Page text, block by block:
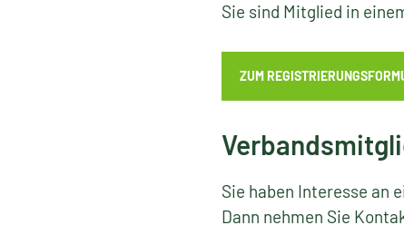
Sie sind Mitglied in
ZUM
Sie haben Interesse an
Dann nehmen Sie